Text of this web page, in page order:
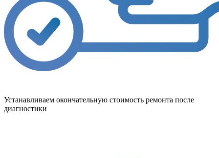
Устанавливаем окончательную стоимость ремонта после
диагностики